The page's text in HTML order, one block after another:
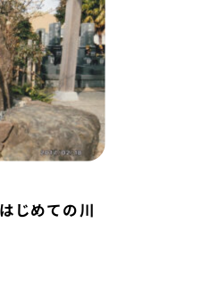
じめての川